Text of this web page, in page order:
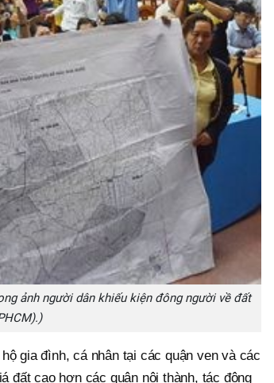
ảnh người dân khiếu kiện đông người về đất
gia đình, cá nhân tại các quận ven và các
đất cao hơn các quận nội thành, tác động